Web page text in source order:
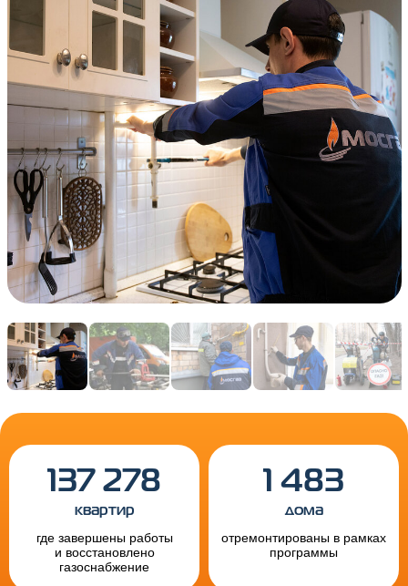
137 278
квартир
где завершены работы
и восстановлено
газоснабжение
1 483
дома
отремонтированы в рамках
программы